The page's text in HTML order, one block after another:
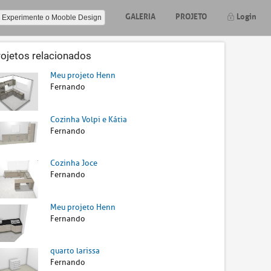
Experimente o Mooble Design GALERIA PROJETO Login
relacionados
Meu projeto Henn
Fernando
Cozinha Volpi e Kátia
Fernando
Cozinha Joce
Fernando
Meu projeto Henn
Fernando
quarto larissa
Fernando